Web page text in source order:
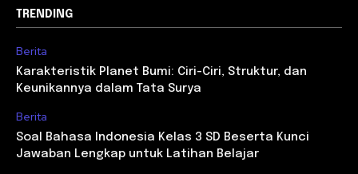
TRENDING
Berita
Karakteristik Planet Bumi: Ciri-Ciri, Struktur, dan
Keunikannya dalam Tata Surya
Berita
Soal Bahasa Indonesia Kelas 3 SD Beserta Kunci
Jawaban Lengkap untuk Latihan Belajar